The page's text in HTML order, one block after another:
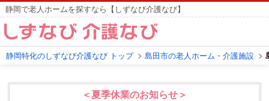
静岡で老人ホームを探すなら【しずなび介護なび】
静岡特化のしずなび介護なび トップ 島田市の老人ホーム・介護施設
＜夏季休業のお知らせ＞